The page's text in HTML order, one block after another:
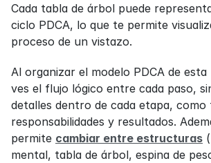
Cada tabla de árbol puede
ciclo PDCA, lo que te permite
proceso de un vistazo.
Al organizar el modelo PDCA de
ves el flujo lógico entre cada paso,
detalles dentro de cada etapa, como
responsabilidades y resultados.
permite cambiar entre estructuras
mental, tabla de árbol, espina de